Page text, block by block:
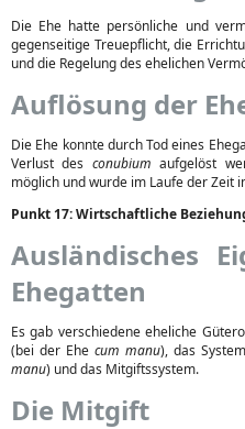
Die Ehe hatte persönliche und
gegenseitige Treuepflicht, die
und die Regelung des ehelichen
Auflösung der
Die Ehe konnte durch Tod eines
Verlust des conubium aufgelöst
möglich und wurde im Laufe der Zeit
Punkt 17: Wirtschaftliche
Ausländisches
Ehegatten
Es gab verschiedene eheliche
(bei der Ehe cum manu), das
manu) und das Mitgiftssystem.
Die Mitgift